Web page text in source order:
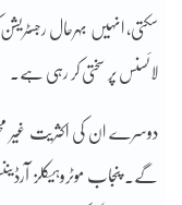
سکتی، انہیں بہرحال
لائسنس پر سختی کر رہی ہے۔
دوسرے ان کی اکثریت غیر
گے۔ پنجاب موٹروہیکلز